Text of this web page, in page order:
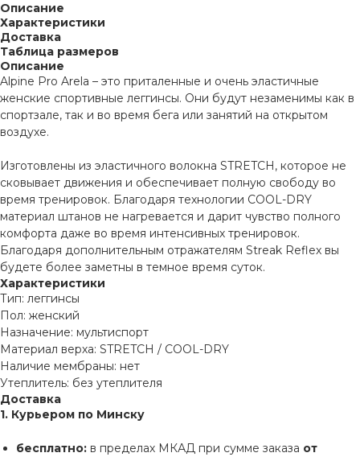
Описание
Характеристики
Доставка
Таблица размеров
Описание
Alpine Pro Arela – это приталенные и очень эластичные
женские спортивные леггинсы. Они будут незаменимы как в
спортзале, так и во время бега или занятий на открытом
воздухе.
Изготовлены из эластичного волокна STRETCH, которое не
сковывает движения и обеспечивает полную свободу во
время тренировок. Благодаря технологии COOL-DRY
материал штанов не нагревается и дарит чувство полного
комфорта даже во время интенсивных тренировок.
Благодаря дополнительным отражателям Streak Reflex вы
будете более заметны в темное время суток.
Характеристики
Тип: леггинсы
Пол: женский
Назначение: мультиспорт
Материал верха: STRETCH / COOL-DRY
Наличие мембраны: нет
Утеплитель: без утеплителя
Доставка
1. Курьером по Минску
бесплатно: в пределах МКАД при сумме заказа от